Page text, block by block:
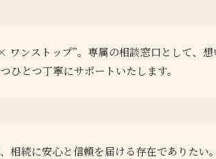
ワンストップ”。専属の相談窓口として、想
ひとつ丁寧にサポートいたします。
相続に安心と信頼を届ける存在でありたい